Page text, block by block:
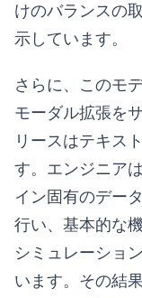
けのバランスの
示しています。
さらに、このモ
モーダル拡張を
リースはテキス
す。エンジニア
イン固有のデー
行い、基本的な
シミュレーショ
います。その結